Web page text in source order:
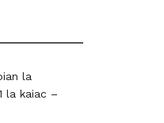
la
la kaiac –